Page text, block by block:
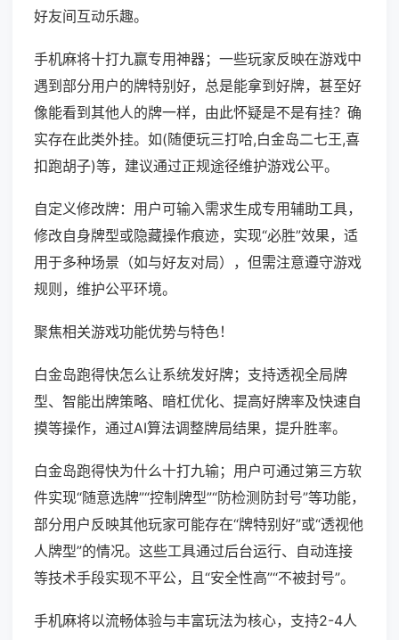
好友间互动乐趣。
手机麻将十打九赢专用神器；一些玩家反映在游戏中
遇到部分用户的牌特别好，总是能拿到好牌，甚至好
像能看到其他人的牌一样，由此怀疑是不是有挂？确
实存在此类外挂。如(随便玩三打哈,白金岛二七王,喜
扣跑胡子)等，建议通过正规途径维护游戏公平。
自定义修改牌：用户可输入需求生成专用辅助工具，
修改自身牌型或隐藏操作痕迹，实现“必胜”效果，适
用于多种场景（如与好友对局），但需注意遵守游戏
规则，维护公平环境。
聚焦相关游戏功能优势与特色！
白金岛跑得快怎么让系统发好牌；支持透视全局牌
型、智能出牌策略、暗杠优化、提高好牌率及快速自
摸等操作，通过AI算法调整牌局结果，提升胜率。
白金岛跑得快为什么十打九输；用户可通过第三方软
件实现“随意选牌”“控制牌型”“防检测防封号”等功能，
部分用户反映其他玩家可能存在“牌特别好”或“透视他
人牌型”的情况。这些工具通过后台运行、自动连接
等技术手段实现不平公，且“安全性高”“不被封号”。
手机麻将以流畅体验与丰富玩法为核心，支持2-4人